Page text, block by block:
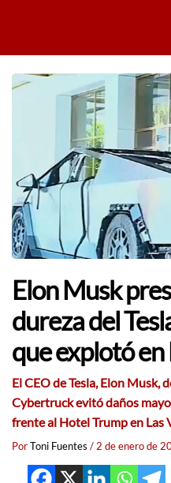
Elon Musk
dureza del
que explotó en
El CEO de Tesla, Elon Musk,
Cybertruck evitó daños
frente al Hotel Trump en Las
PorToni Fuentes / 2 de enero de